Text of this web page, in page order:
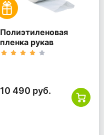
Полиэтиленовая
пленка рукав
10 490 руб.